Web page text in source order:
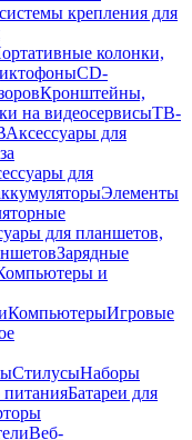
крепления для
колонки,
CD-
Кронштейны,
на видеосервисыТВ-
Аксессуары для
для
Элементы
для планшетов,
Зарядные
и
КомпьютерыИгровые
СтилусыНаборы
питанияБатареи для
Веб-